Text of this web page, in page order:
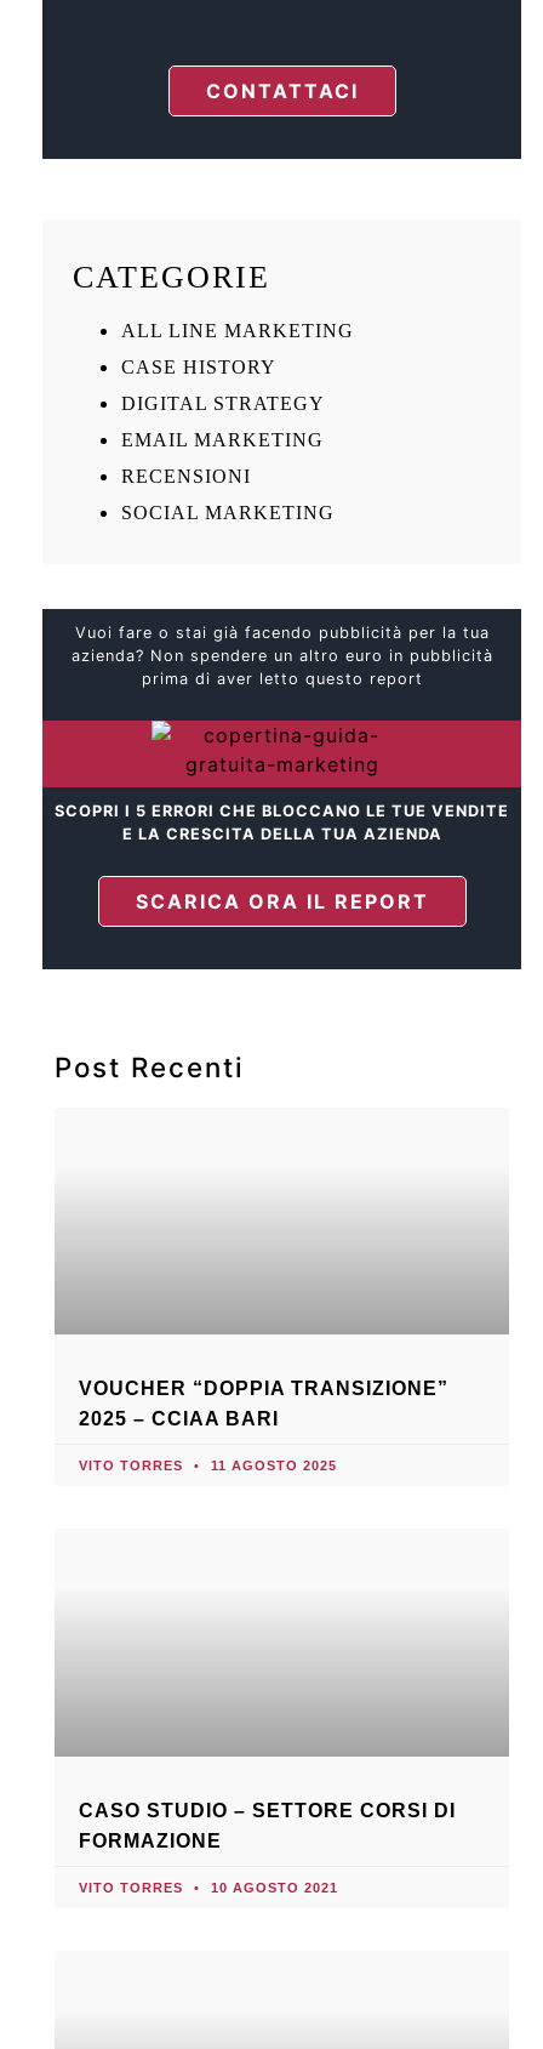
CONTATTACI
CATEGORIE
ALL LINE MARKETING
CASE HISTORY
DIGITAL STRATEGY
EMAIL MARKETING
RECENSIONI
SOCIAL MARKETING
Vuoi fare o stai già facendo pubblicità per la tua
azienda? Non spendere un altro euro in pubblicità
prima di aver letto questo report
SCOPRI I 5 ERRORI CHE BLOCCANO LE TUE VENDITE
E LA CRESCITA DELLA TUA AZIENDA
SCARICA ORA IL REPORT
Post Recenti
VOUCHER “DOPPIA TRANSIZIONE”
2025 – CCIAA BARI
VITO TORRES 11 AGOSTO 2025
CASO STUDIO – SETTORE CORSI DI
FORMAZIONE
VITO TORRES 10 AGOSTO 2021